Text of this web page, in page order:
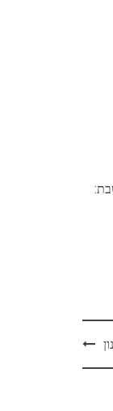
חמישי: 09:00 – 17:00, יום שישי: 09:00 – 13:00, יום שבת: